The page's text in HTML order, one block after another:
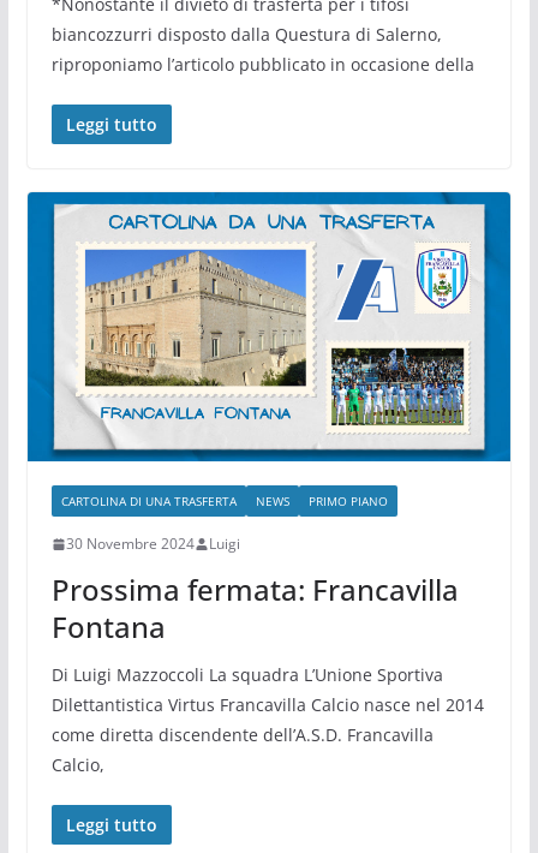
*Nonostante il divieto di trasferta per i tifosi
biancozzurri disposto dalla Questura di Salerno,
riproponiamo l’articolo pubblicato in occasione della
Leggi tutto
CARTOLINA DI UNA TRASFERTA NEWS PRIMO PIANO
30 Novembre 2024 Luigi
Prossima fermata: Francavilla
Fontana
Di Luigi Mazzoccoli La squadra L’Unione Sportiva
Dilettantistica Virtus Francavilla Calcio nasce nel 2014
come diretta discendente dell’A.S.D. Francavilla
Calcio,
Leggi tutto